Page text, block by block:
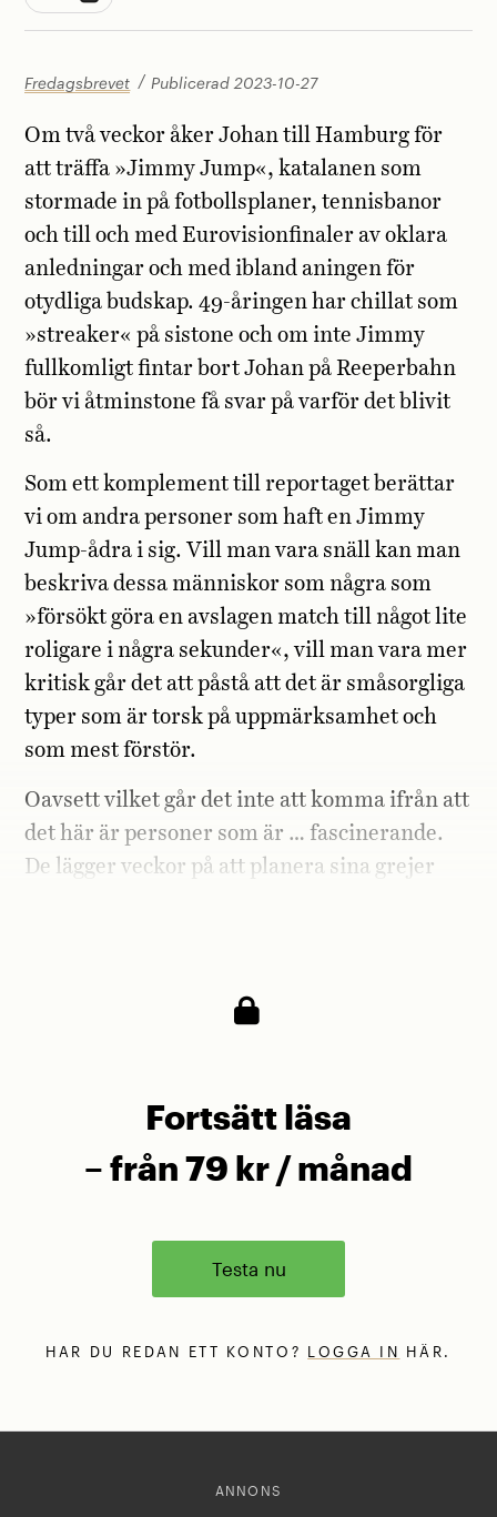
Fredagsbrevet Publicerad 2023-10-27
Om två veckor åker Johan till Hamburg för
att träffa »Jimmy Jump«, katalanen som
stormade in på fotbollsplaner, tennisbanor
och till och med Eurovisionfinaler av oklara
anledningar och med ibland aningen för
otydliga budskap. 49-åringen har chillat som
»streaker« på sistone och om inte Jimmy
fullkomligt fintar bort Johan på Reeperbahn
bör vi åtminstone få svar på varför det blivit
så.
Som ett komplement till reportaget berättar
vi om andra personer som haft en Jimmy
Jump-ådra i sig. Vill man vara snäll kan man
beskriva dessa människor som några som
»försökt göra en avslagen match till något lite
roligare i några sekunder«, vill man vara mer
kritisk går det att påstå att det är småsorgliga
typer som är torsk på uppmärksamhet och
som mest förstör.
Oavsett vilket går det inte att komma ifrån att
det här är personer som är … fascinerande.
De lägger veckor på att planera sina grejer
Fortsätt läsa
– från 79 kr / månad
Testa nu
HAR DU REDAN ETT KONTO? LOGGA IN HÄR.
ANNONS